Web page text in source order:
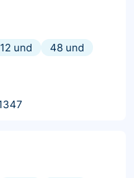
12 und
48 und